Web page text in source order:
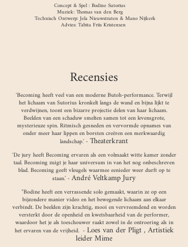
Concept & Spel : Bodine Sutorius
Muziek: Thomas van den Berg
Technisch Ontwerp: Jela Nieuwstraten & Mano Nijkerk
Advies: Tabita Friis Kristensen
Recensies
‘Becoming heeft veel van een moderne Butoh-performance. Terwijl
het lichaam van Sutorius kronkelt langs de wand en bijna lijkt te
verdwijnen, toont een bizarre projectie delen van haar lichaam.
Beelden van een schaduw smelten samen tot een levensgrote,
mysterieuze spin. Ritmisch gesneden en vervormde opnames van
onder meer haar lippen en borsten creëren een merkwaardig
landschap.’ -Theaterkrant
‘De jury heeft Becoming ervaren als een volmaakt witte kamer zonder
taal. Becoming zuigt je haar universum in van het nog onbeschreven
blad. Becoming geeft vleugels waarmee eenieder weer durft op te
staan.’ -André Veltkamp Jury
"Bodine heeft een verrassende solo gemaakt, waarin ze op een
bijzondere manier video en het bewegende lichaam aan elkaar
verbindt. De beelden zijn krachtig, mooi en vervreemdend en worden
versterkt door de openheid en kwetsbaarheid van de performer,
waardoor het je als toeschouwer raakt zowel in de ontroering als in
het ervaren van de vrijheid. -Loes van der Pligt , Artistiek
leider Mime